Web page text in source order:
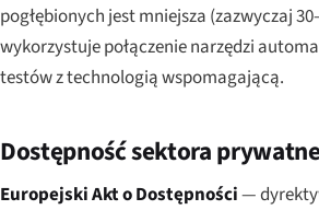
pogłębionych jest mniejsza (zazwyczaj
wykorzystuje połączenie narzędzi
testów z technologią wspomagającą.
Dostępność sektora
Europejski Akt o Dostępności—